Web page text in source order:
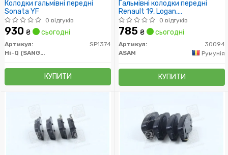
Колодки гальмівні передні
Sonata YF
0 відгуків
930 ₴ сьогодні
Артикул:
SP1374
Hi-Q (SANGSIN)
КУПИТИ
Гальмівні колодки передні
Renault 19, Logan,
Sandero,Megane, Clio,
Solenza/Lada Largus 1.6
(30094) Asam
0 відгуків
785 ₴ сьогодні
Артикул:
30094
ASAM
Румунія
КУПИТИ